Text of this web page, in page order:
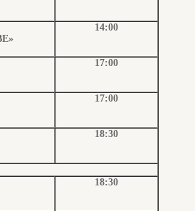
14:00
17:00
17:00
18:30
18:30